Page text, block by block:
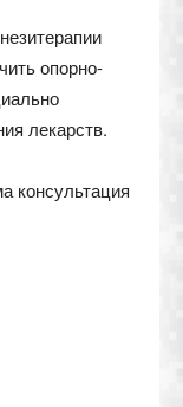
опорно-
лекарств.
консультация